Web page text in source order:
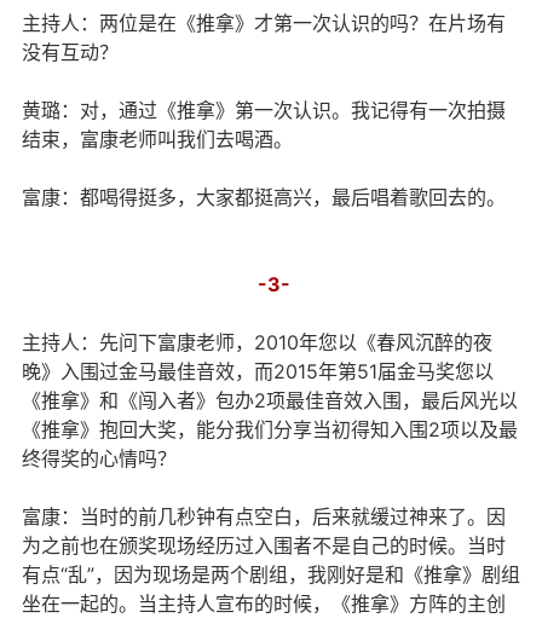
主持人：两位是在《推拿》才第一次认识的吗？在片场有
没有互动？
黄璐：对，通过《推拿》第一次认识。我记得有一次拍摄
结束，富康老师叫我们去喝酒。
富康：都喝得挺多，大家都挺高兴，最后唱着歌回去的。
-3-
主持人：先问下富康老师，2010年您以《春风沉醉的夜
晚》入围过金马最佳音效，而2015年第51届金马奖您以
《推拿》和《闯入者》包办2项最佳音效入围，最后风光以
《推拿》抱回大奖，能分我们分享当初得知入围2项以及最
终得奖的心情吗？
富康：当时的前几秒钟有点空白，后来就缓过神来了。因
为之前也在颁奖现场经历过入围者不是自己的时候。当时
有点“乱”，因为现场是两个剧组，我刚好是和《推拿》剧组
坐在一起的。当主持人宣布的时候，《推拿》方阵的主创